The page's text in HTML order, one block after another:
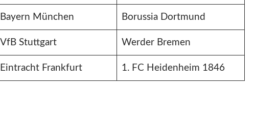
Bayern München Borussia Dortmund
VfB Stuttgart Werder Bremen
Eintracht Frankfurt 1. FC Heidenheim 1846